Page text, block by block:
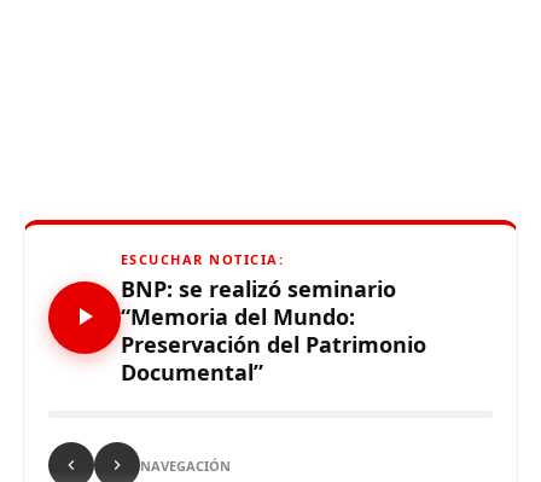
ESCUCHAR NOTICIA:
BNP: se realizó seminario
“Memoria del Mundo:
Preservación del Patrimonio
Documental”
NAVEGACIÓN